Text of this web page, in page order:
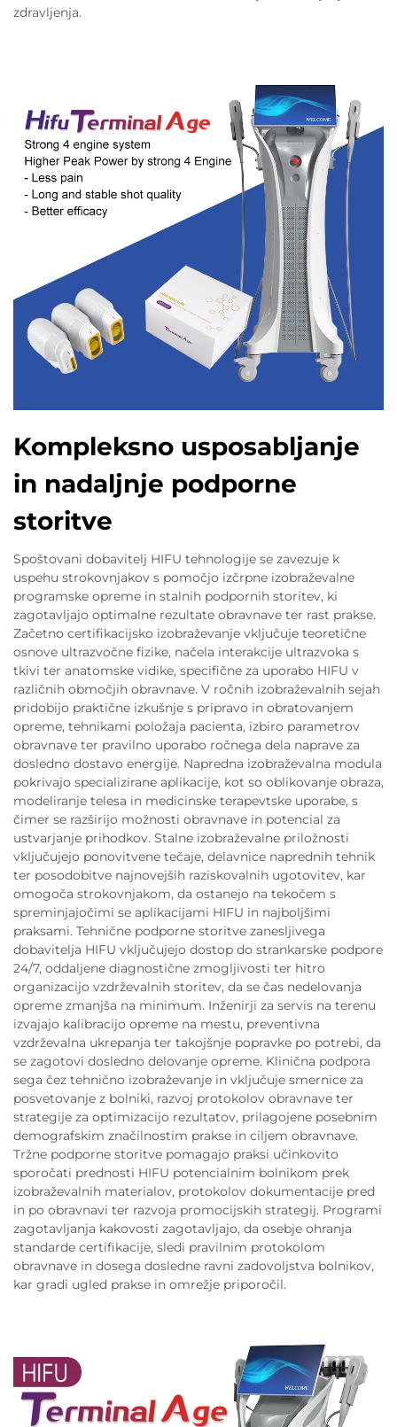
zdravljenja.
Kompleksno usposabljanje
in nadaljnje podporne
storitve
Spoštovani dobavitelj HIFU tehnologije se zavezuje k
uspehu strokovnjakov s pomočjo izčrpne izobraževalne
programske opreme in stalnih podpornih storitev, ki
zagotavljajo optimalne rezultate obravnave ter rast prakse.
Začetno certifikacijsko izobraževanje vključuje teoretične
osnove ultrazvočne fizike, načela interakcije ultrazvoka s
tkivi ter anatomske vidike, specifične za uporabo HIFU v
različnih območjih obravnave. V ročnih izobraževalnih sejah
pridobijo praktične izkušnje s pripravo in obratovanjem
opreme, tehnikami položaja pacienta, izbiro parametrov
obravnave ter pravilno uporabo ročnega dela naprave za
dosledno dostavo energije. Napredna izobraževalna modula
pokrivajo specializirane aplikacije, kot so oblikovanje obraza,
modeliranje telesa in medicinske terapevtske uporabe, s
čimer se razširijo možnosti obravnave in potencial za
ustvarjanje prihodkov. Stalne izobraževalne priložnosti
vključujejo ponovitvene tečaje, delavnice naprednih tehnik
ter posodobitve najnovejših raziskovalnih ugotovitev, kar
omogoča strokovnjakom, da ostanejo na tekočem s
spreminjajočimi se aplikacijami HIFU in najboljšimi
praksami. Tehnične podporne storitve zanesljivega
dobavitelja HIFU vključujejo dostop do strankarske podpore
24/7, oddaljene diagnostične zmogljivosti ter hitro
organizacijo vzdrževalnih storitev, da se čas nedelovanja
opreme zmanjša na minimum. Inženirji za servis na terenu
izvajajo kalibracijo opreme na mestu, preventivna
vzdrževalna ukrepanja ter takojšnje popravke po potrebi, da
se zagotovi dosledno delovanje opreme. Klinična podpora
sega čez tehnično izobraževanje in vključuje smernice za
posvetovanje z bolniki, razvoj protokolov obravnave ter
strategije za optimizacijo rezultatov, prilagojene posebnim
demografskim značilnostim prakse in ciljem obravnave.
Tržne podporne storitve pomagajo praksi učinkovito
sporočati prednosti HIFU potencialnim bolnikom prek
izobraževalnih materialov, protokolov dokumentacije pred
in po obravnavi ter razvoja promocijskih strategij. Programi
zagotavljanja kakovosti zagotavljajo, da osebje ohranja
standarde certifikacije, sledi pravilnim protokolom
obravnave in dosega dosledne ravni zadovoljstva bolnikov,
kar gradi ugled prakse in omrežje priporočil.